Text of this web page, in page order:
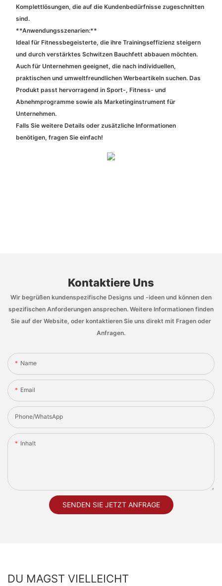
Komplettlösungen, die auf die Kundenbedürfnisse zugeschnitten
sind.
**Anwendungsszenarien:**
Ideal für Fitnessbegeisterte, die ihre Trainingseffizienz steigern
und durch verstärktes Schwitzen Bauchfett abbauen möchten.
Auch für Unternehmen geeignet, die nach individuellen,
praktischen und umweltfreundlichen Werbeartikeln suchen. Das
Produkt passt hervorragend in Sport-, Fitness- und
Abnehmprogramme sowie als Marketinginstrument für
Unternehmen.
Falls Sie weitere Details oder zusätzliche Informationen
benötigen, fragen Sie einfach!
Kontaktiere Uns
Wir begrüßen kundenspezifische Designs und -ideen und können den
spezifischen Anforderungen ansprechen. Weitere Informationen finden
Sie auf der Website, oder kontaktieren Sie uns direkt mit Fragen oder
Anfragen.
Name
Email
Phone/whatsApp
Inhalt
SENDEN SIE JETZT ANFRAGE
DU MAGST VIELLEICHT